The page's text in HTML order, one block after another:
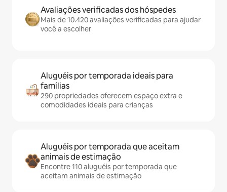
Avaliações verificadas dos hóspedes
Mais de 10.420 avaliações verificadas para ajudar
você a escolher
Aluguéis por temporada ideais para
famílias
290 propriedades oferecem espaço extra e
comodidades ideais para crianças
Aluguéis por temporada que aceitam
animais de estimação
Encontre 110 aluguéis por temporada que
aceitam animais de estimação